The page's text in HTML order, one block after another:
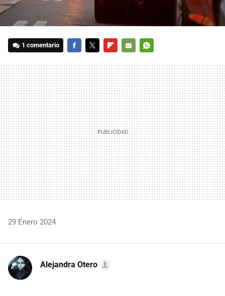
1 comentario
MAIL
29 Enero 2024
Alejandra Otero